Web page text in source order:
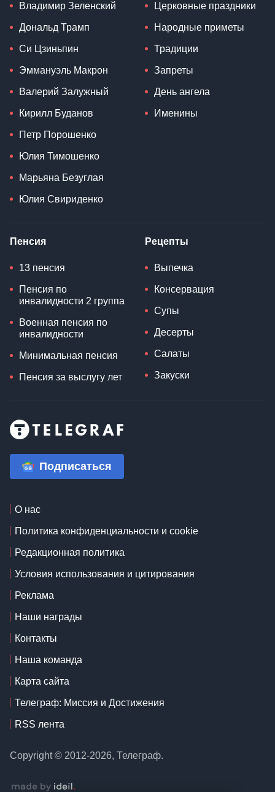
Владимир Зеленский
Дональд Трамп
Си Цзиньпин
Эммануэль Макрон
Валерий Залужный
Кирилл Буданов
Петр Порошенко
Юлия Тимошенко
Марьяна Безуглая
Юлия Свириденко
Церковные праздники
Народные приметы
Традиции
Запреты
День ангела
Именины
Пенсия
13 пенсия
Пенсия по
инвалидности 2 группа
Военная пенсия по
инвалидности
Минимальная пенсия
Пенсия за выслугу лет
Рецепты
Выпечка
Консервация
Супы
Десерты
Салаты
Закуски
Подписаться
О нас
Политика конфиденциальности и cookie
Редакционная политика
Условия использования и цитирования
Реклама
Наши награды
Контакты
Наша команда
Карта сайта
Телеграф: Миссия и Достижения
RSS лента
Copyright © 2012-2026, Телеграф.